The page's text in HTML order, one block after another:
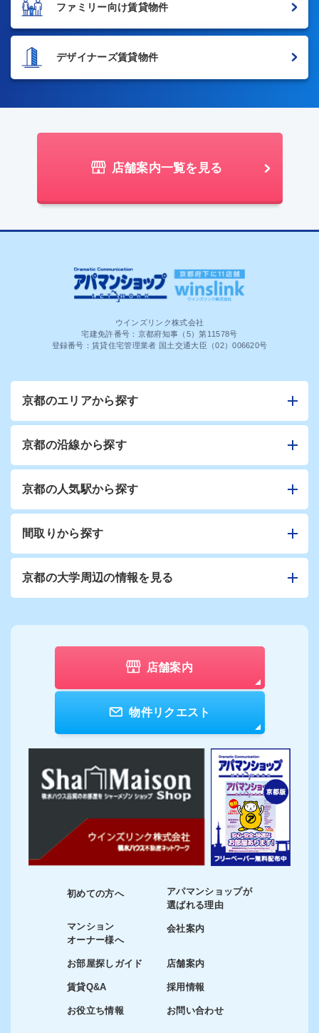
ファミリー向け賃貸物件
デザイナーズ賃貸物件
店舗案内一覧を見る
ウインズリンク株式会社
宅建免許番号：京都府知事（5）第11578号
登録番号：賃貸住宅管理業者 国土交通大臣（02）006620号
京都のエリアから探す
京都の沿線から探す
京都の人気駅から探す
間取りから探す
京都の大学周辺の情報を見る
店舗案内
物件リクエスト
初めての方へ
マンション
オーナー様へ
お部屋探しガイド
賃貸Q&A
お役立ち情報
アパマンショップが
選ばれる理由
会社案内
店舗案内
採用情報
お問い合わせ